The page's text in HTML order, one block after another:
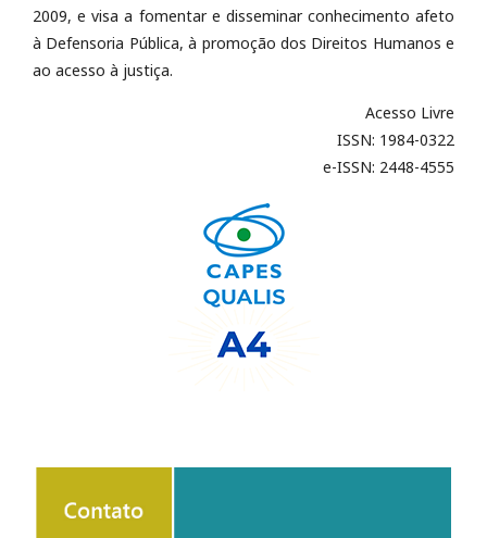
2009, e visa a fomentar e disseminar conhecimento afeto
à Defensoria Pública, à promoção dos Direitos Humanos e
ao acesso à justiça.
Acesso Livre
ISSN: 1984-0322
e-ISSN: 2448-4555